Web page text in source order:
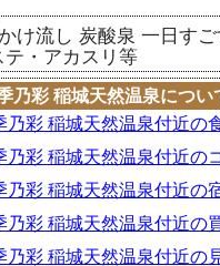
け流し 炭酸泉 一日すご
・アカスリ等
乃彩 稲城天然温泉につ
乃彩 稲城天然温泉付近の
乃彩 稲城天然温泉付近の
乃彩 稲城天然温泉付近の
乃彩 稲城天然温泉付近の
乃彩 稲城天然温泉付近の